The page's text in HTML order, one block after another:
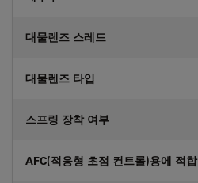
대물렌즈 스레드
대물렌즈 타입
스프링 장착 여부
AFC(적응형 초점 컨트롤)용에 적합